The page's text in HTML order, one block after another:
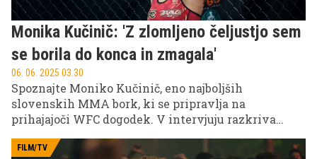
Monika Kučinič: 'Z zlomljeno čeljustjo sem
se borila do konca in zmagala'
06. 06. 2025 03.30
Spoznajte Moniko Kučinič, eno najboljših
slovenskih MMA bork, ki se pripravlja na
prihajajoči WFC dogodek. V intervjuju razkriva
zakulisje svoje kariere: od prvega koraka v svet
borilnih veščin do številke 1 v Sloveniji.
FILM/TV